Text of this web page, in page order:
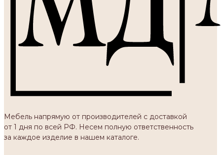
Мебель напрямую от производителей с доставкой
от 1 дня по всей РФ. Несем полную ответственность
за каждое изделие в нашем каталоге.